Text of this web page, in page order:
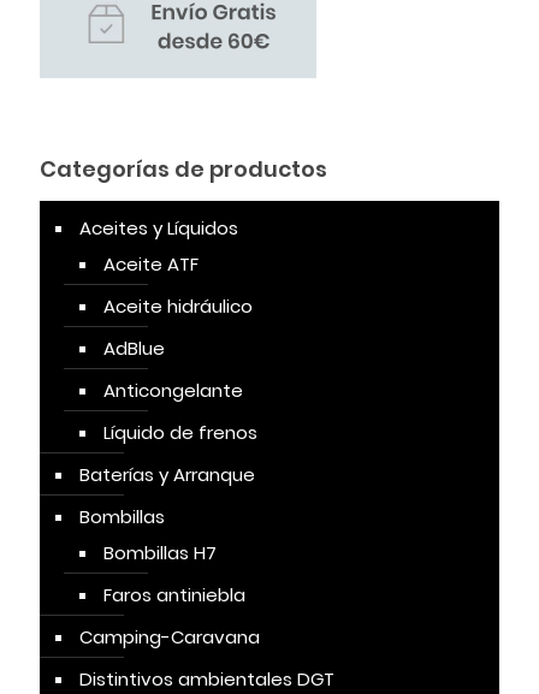
Categorías de productos
Aceites y Líquidos
Aceite ATF
Aceite hidráulico
AdBlue
Anticongelante
Líquido de frenos
Baterías y Arranque
Bombillas
Bombillas H7
Faros antiniebla
Camping-Caravana
Distintivos ambientales DGT